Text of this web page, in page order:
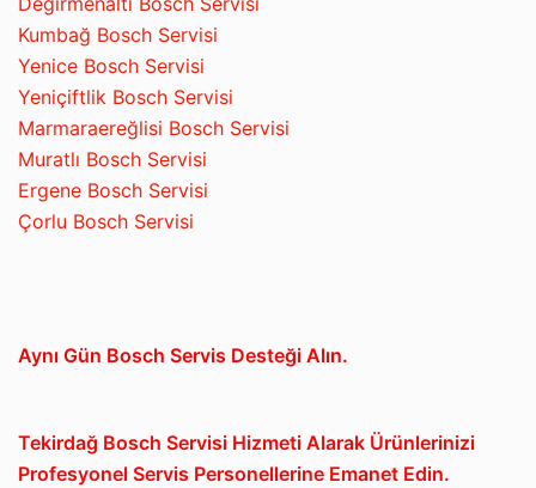
Kumbağ Bosch Servisi
Yenice Bosch Servisi
Yeniçiftlik Bosch Servisi
Marmaraereğlisi Bosch Servisi
Muratlı Bosch Servisi
Ergene Bosch Servisi
Çorlu Bosch Servisi
Aynı Gün Bosch Servis Desteği Alın.
Tekirdağ Bosch Servisi Hizmeti Alarak Ürünlerinizi
Profesyonel Servis Personellerine Emanet Edin.